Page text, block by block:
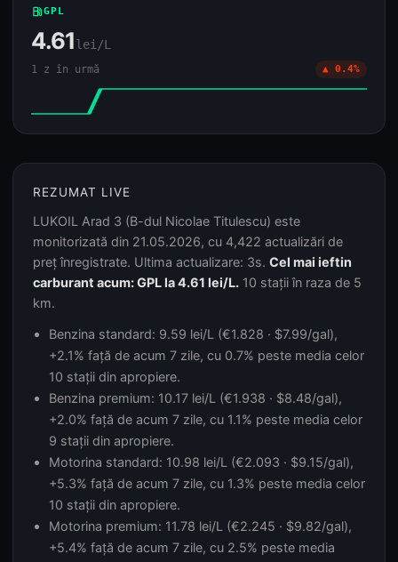
local_gas_stationGPL
4.61lei/L
1 z în urmă ▲ 0.4%
REZUMAT LIVE
LUKOIL Arad 3 (B-dul Nicolae Titulescu) este
monitorizată din 21.05.2026, cu 4,422 actualizări de
preț înregistrate. Ultima actualizare: 3s. Cel mai ieftin
carburant acum: GPL la 4.61 lei/L. 10 stații în raza de 5
km.
Benzina standard: 9.59 lei/L (€1.828 · $7.99/gal),
+2.1% față de acum 7 zile, cu 0.7% peste media celor
10 stații din apropiere.
Benzina premium: 10.17 lei/L (€1.938 · $8.48/gal),
+2.0% față de acum 7 zile, cu 1.1% peste media celor
9 stații din apropiere.
Motorina standard: 10.98 lei/L (€2.093 · $9.15/gal),
+5.3% față de acum 7 zile, cu 1.3% peste media celor
10 stații din apropiere.
Motorina premium: 11.78 lei/L (€2.245 · $9.82/gal),
+5.4% față de acum 7 zile, cu 2.5% peste media